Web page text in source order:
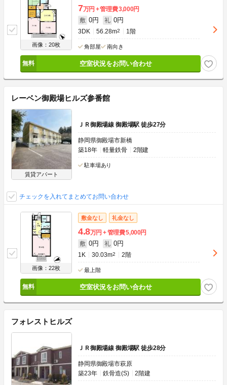
画像：20枚
7万円 管理費3,000円
敷 0円 礼 0円
3DK 56.28m2 1階
角部屋 南向き
空室状況をお問い合わせ
レーベン御殿場ヒルズ参番館
賃貸アパート
ＪＲ御殿場線 御殿場駅 徒歩27分
静岡県御殿場市新橋
築18年
軽量鉄骨 2階建
駐車場あり
チェックを入れてまとめてお問い合わせ
画像：22枚
敷金なし 礼金なし
4.8万円 管理費5,000円
敷 0円 礼 0円
1K 30.03m2 2階
最上階
空室状況をお問い合わせ
フォレストヒルズ
ＪＲ御殿場線 御殿場駅 徒歩28分
静岡県御殿場市萩原
築23年
鉄骨造(S) 2階建